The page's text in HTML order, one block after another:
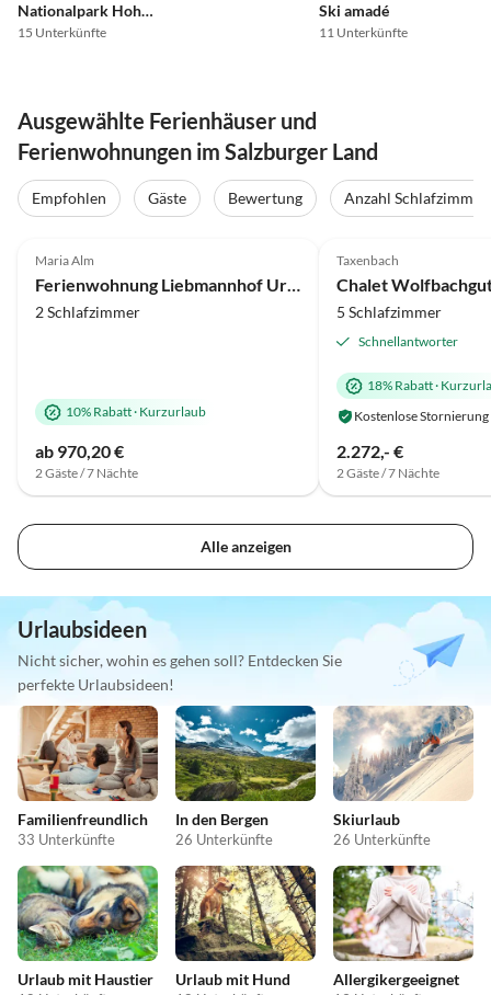
Nationalpark Hohe Tauern
15 Unterkünfte
Ski amadé
11 Unterkünfte
Ausgewählte Ferienhäuser und
Ferienwohnungen im Salzburger Land
Empfohlen Gäste Bewertung
Anzahl Schlafzimmer
Maria Alm
Ferienwohnung Liebmannhof Uromas Stüberl
2 Schlafzimmer
10% Rabatt· Kurzurlaub
ab 970,20 €
2 Gäste / 7 Nächte
Taxenbach
Chalet
5 Schlafzimmer
Schnellantworter
18% Rabatt·
Kostenlose Stornierung
2.272,- €
2 Gäste / 7 Nächte
Alle anzeigen
Urlaubsideen
Nicht sicher, wohin es gehen soll? Entdecken Sie
perfekte Urlaubsideen!
Familienfreundlich
33 Unterkünfte
In den Bergen
26 Unterkünfte
Skiurlaub
26 Unterkünfte
Urlaub mit Haustier Urlaub mit Hund Allergikergeeignet